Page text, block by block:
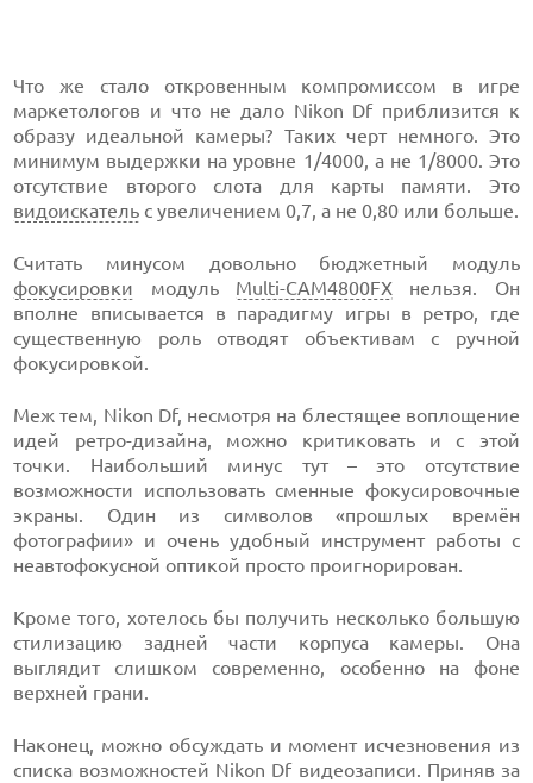
Что же стало откровенным компромиссом в игре
маркетологов и что не дало Nikon Df приблизится к
образу идеальной камеры? Таких черт немного. Это
минимум выдержки на уровне 1/4000, а не 1/8000. Это
отсутствие второго слота для карты памяти. Это
видоискатель с увеличением 0,7, а не 0,80 или больше.
Считать минусом довольно бюджетный модуль
фокусировки модуль Multi-CAM4800FX нельзя. Он
вполне вписывается в парадигму игры в ретро, где
существенную роль отводят объективам с ручной
фокусировкой.
Меж тем, Nikon Df, несмотря на блестящее воплощение
идей ретро-дизайна, можно критиковать и с этой
точки. Наибольший минус тут – это отсутствие
возможности использовать сменные фокусировочные
экраны. Один из символов «прошлых времён
фотографии» и очень удобный инструмент работы с
неавтофокусной оптикой просто проигнорирован.
Кроме того, хотелось бы получить несколько большую
стилизацию задней части корпуса камеры. Она
выглядит слишком современно, особенно на фоне
верхней грани.
Наконец, можно обсуждать и момент исчезновения из
списка возможностей Nikon Df видеозаписи. Приняв за